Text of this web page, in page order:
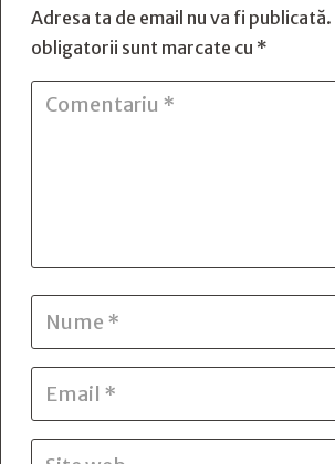
Adresa ta de email nu va fi publicată.
obligatorii sunt marcate cu *